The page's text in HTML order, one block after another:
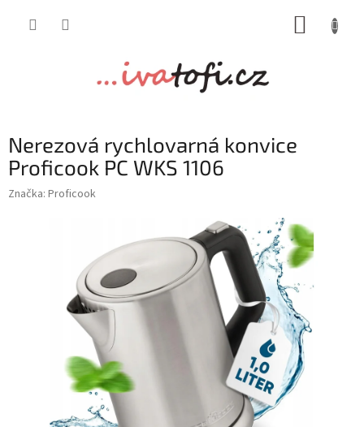
Nerezová rychlovarná konvice
Proficook PC WKS 1106
Značka: Proficook